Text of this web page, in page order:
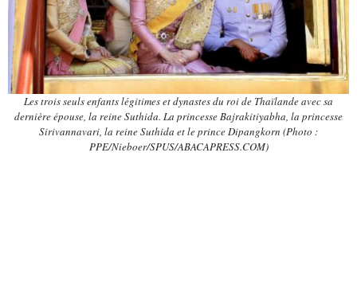
Les trois seuls enfants légitimes et dynastes du roi de Thaïlande avec sa
dernière épouse, la reine Suthida. La princesse Bajrakitiyabha, la princesse
Sirivannavari, la reine Suthida et le prince Dipangkorn (Photo :
PPE/Nieboer/SPUS/ABACAPRESS.COM)